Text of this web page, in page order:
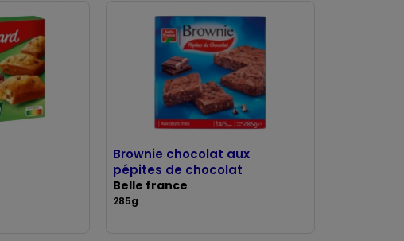
Brownie chocolat aux
pépites de chocolat
Belle france
285g